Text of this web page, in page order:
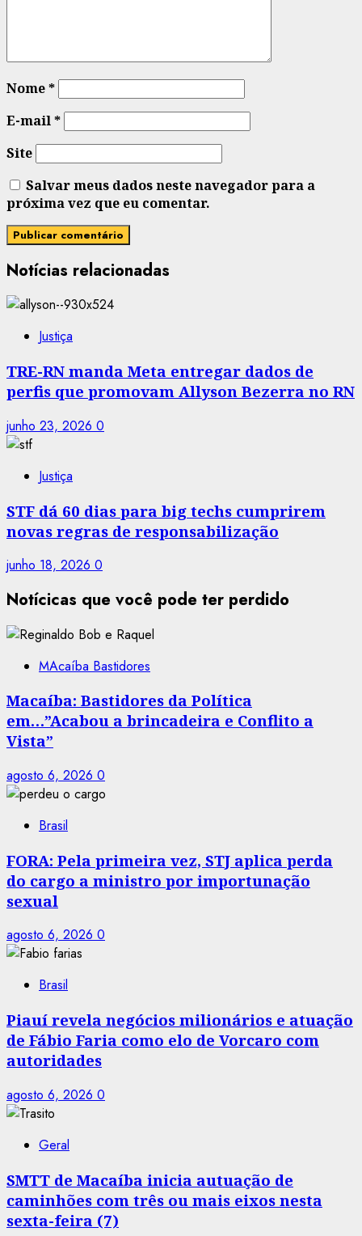
Nome*
E-mail*
Site
Salvar meus dados neste navegador para a
próxima vez que eu comentar.
Notícias relacionadas
Justiça
TRE-RN manda Meta entregar dados de
perfis que promovam Allyson Bezerra no RN
junho 23, 2026 0
Justiça
STF dá 60 dias para big techs cumprirem
novas regras de responsabilização
junho 18, 2026 0
Notícicas que você pode ter perdido
MAcaíba Bastidores
Macaíba: Bastidores da Política
em…”Acabou a brincadeira e Conflito a
Vista”
agosto 6, 2026 0
Brasil
FORA: Pela primeira vez, STJ aplica perda
do cargo a ministro por importunação
sexual
agosto 6, 2026 0
Brasil
Piauí revela negócios milionários e atuação
de Fábio Faria como elo de Vorcaro com
autoridades
agosto 6, 2026 0
Geral
SMTT de Macaíba inicia autuação de
caminhões com três ou mais eixos nesta
sexta-feira (7)